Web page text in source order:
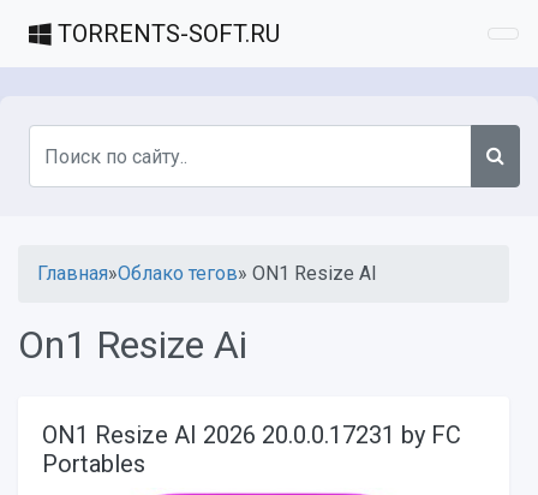
TORRENTS-SOFT.RU
Главная»Облако тегов» ON1 Resize AI
On1 Resize Ai
ON1 Resize AI 2026 20.0.0.17231 by FC
Portables